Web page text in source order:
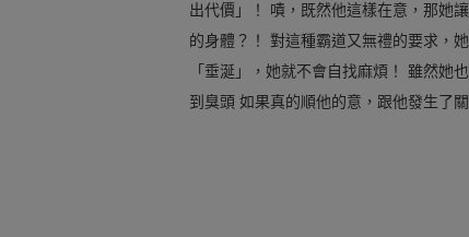
出代價」！ 嘖，既然他這樣在意，那她
的身體？！ 對這種霸道又無禮的要求，
「垂涎」，她就不會自找麻煩！ 雖然她
到臭頭 如果真的順他的意，跟他發生了